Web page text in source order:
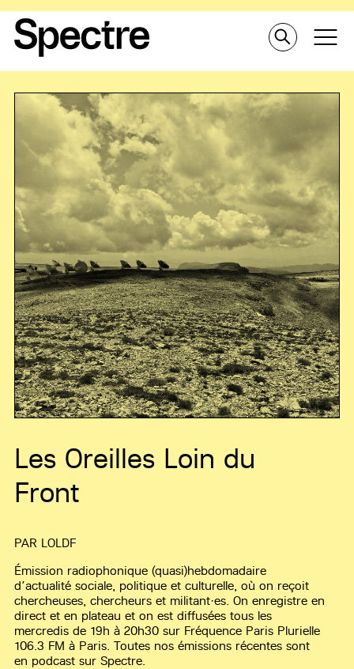
Les Oreilles Loin du
Front
PAR LOLDF
Émission radiophonique (quasi)hebdomadaire
d’actualité sociale, politique et culturelle, où on reçoit
chercheuses, chercheurs et militant·es. On enregistre en
direct et en plateau et on est diffusées tous les
mercredis de 19h à 20h30 sur Fréquence Paris Plurielle
106.3 FM à Paris. Toutes nos émissions récentes sont
en podcast sur Spectre.